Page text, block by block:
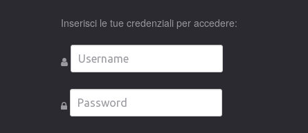
Inserisci le tue credenziali per accedere: